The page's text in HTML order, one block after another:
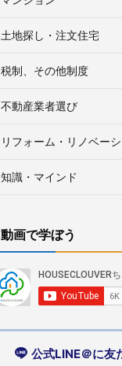
土地探し・注文住宅
税制、その他制度
不動産業者選び
リフォーム・リノベー
知識・マインド
動画で学ぼう
公式LINE＠に友